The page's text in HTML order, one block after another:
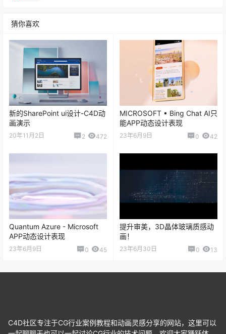
猜你喜欢
新的SharePoint ui设计-C4D动
画演示
20年11月2日 2 472
MICROSOFT • Bing Chat AI只
能APP动态设计表现
23年6月9日 0 42
Quantum Azure - Microsoft
APP动态设计表现
23年6月9日 0 45
提升审美，3D晶体玻璃质感动
画！
23年6月30日 0 13
C4D社区专注于CG行业案例教程和动画灵感分享的网站，这里可以